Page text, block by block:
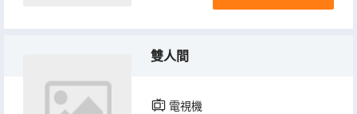
雙人間
電視機